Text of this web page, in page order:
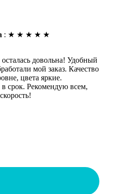
: ★ ★ ★ ★ ★
осталась довольна! Удобный
мой заказ. Качество
цвета яркие.
срок. Рекомендую всем,